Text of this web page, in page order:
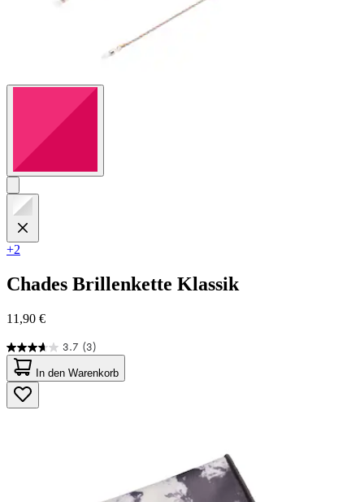
+2
Chades Brillenkette Klassik
11,90 €
3.7 (3)
3.7
von
5
Sternen.
3
In den Warenkorb